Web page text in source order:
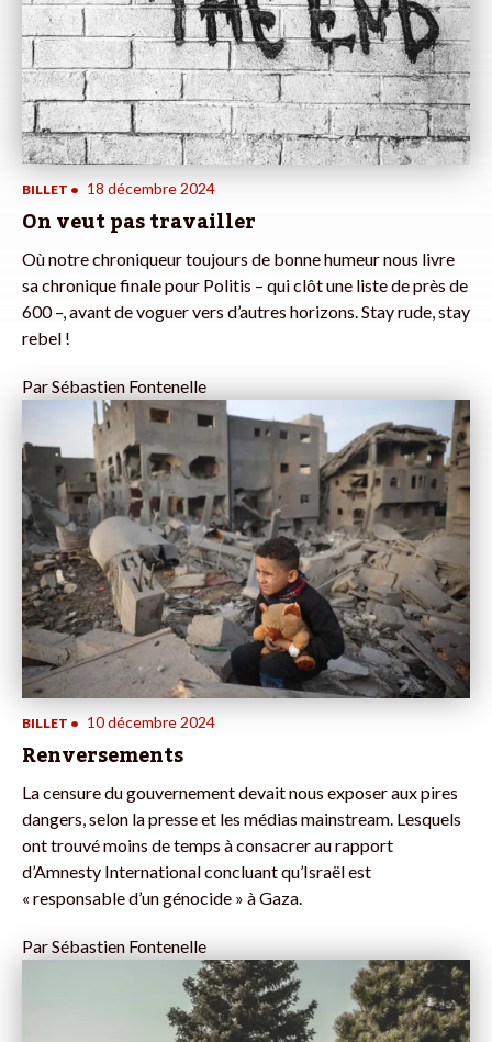
BILLET • 18 décembre 2024
On veut pas travailler
Où notre chroniqueur toujours de bonne humeur nous livre
sa chronique finale pour Politis – qui clôt une liste de près de
600 –, avant de voguer vers d’autres horizons. Stay rude, stay
rebel !
ParSébastien Fontenelle
BILLET • 10 décembre 2024
Renversements
La censure du gouvernement devait nous exposer aux pires
dangers, selon la presse et les médias mainstream. Lesquels
ont trouvé moins de temps à consacrer au rapport
d’Amnesty International concluant qu’Israël est
« responsable d’un génocide » à Gaza.
ParSébastien Fontenelle